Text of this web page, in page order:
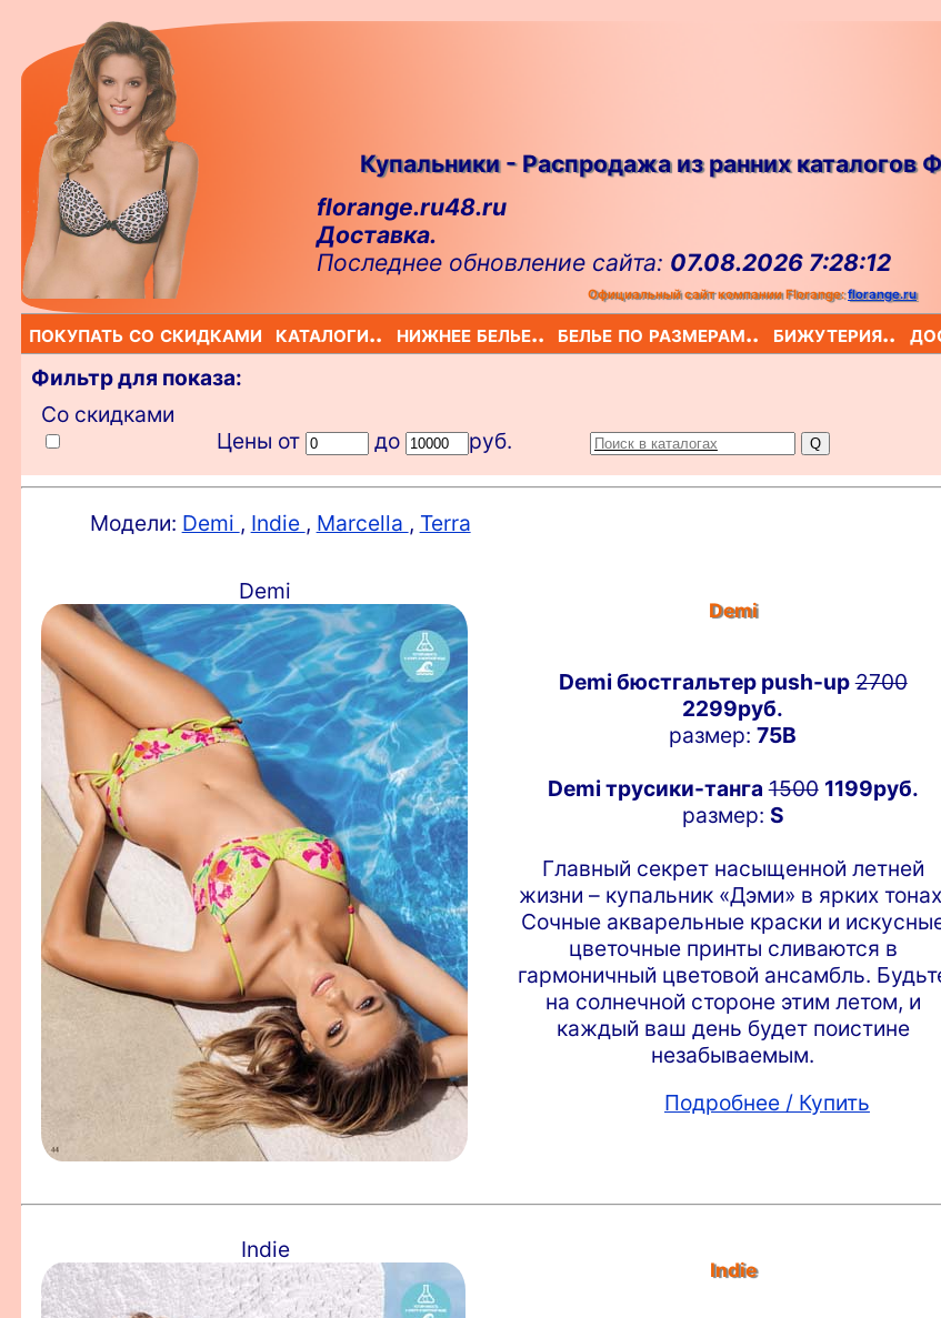
Купальники - Распродажа из ранних каталогов
florange.ru48.ru
Доставка.
Последнее обновление сайта: 07.08.2026 7:28:12
Официальный сайт компании Florange:florange.ru
покупать со скидками каталоги.. нижнее белье.. белье по размерам.. бижутерия..
Фильтр для показа:
Со скидками
Цены от
до руб.
Модели: Demi , Indie , Marcella , Terra
Demi
Demi
Demi бюстгальтер push-up 2700
2299руб.
размер:75B
Demi трусики-танга 1500 1199руб.
размер: S
Главный секрет насыщенной летней
жизни – купальник «Дэми» в ярких
Сочные акварельные краски и
цветочные принты сливаются в
гармоничный цветовой ансамбль.
на солнечной стороне этим летом, и
каждый ваш день будет поистине
незабываемым.
Подробнее / Купить
Indie
Indie